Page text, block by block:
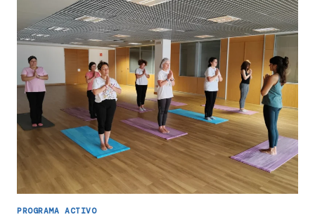
PROGRAMA ACTIVO